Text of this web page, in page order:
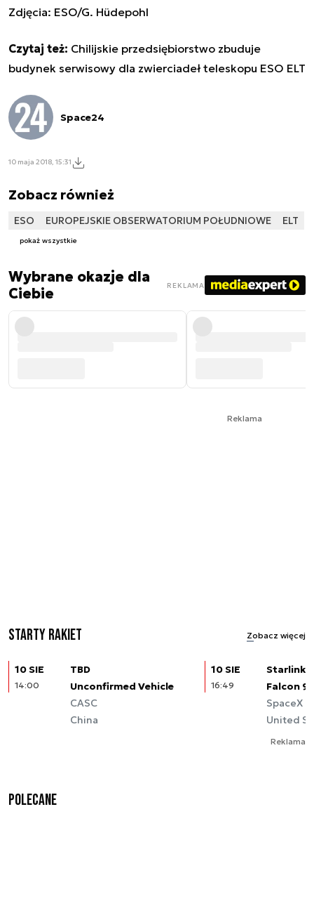
Zdjęcia: ESO/G. Hüdepohl
Czytaj też: Chilijskie przedsiębiorstwo zbuduje
budynek serwisowy dla zwierciadeł teleskopu ESO ELT
Space24
10 maja 2018, 15:31
Zobacz również
ESO EUROPEJSKIE OBSERWATORIUM POŁUDNIOWE ELT
pokaż wszystkie
Wybrane okazje dla
Ciebie
REKLAMA
Reklama
Starty rakiet Zobacz więcej
10 SIE
14:00
TBD
Unconfirmed Vehicle
CASC
China
10 SIE
16:49
Starlink
Falcon 9
SpaceX
United
Reklama
Polecane